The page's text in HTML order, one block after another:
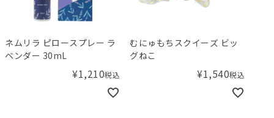
ネムリラ ピロースプレー ラ
ベンダー 30mL
¥1,210税込
むにゅもちスクイーズ ビッ
グねこ
¥1,540税込